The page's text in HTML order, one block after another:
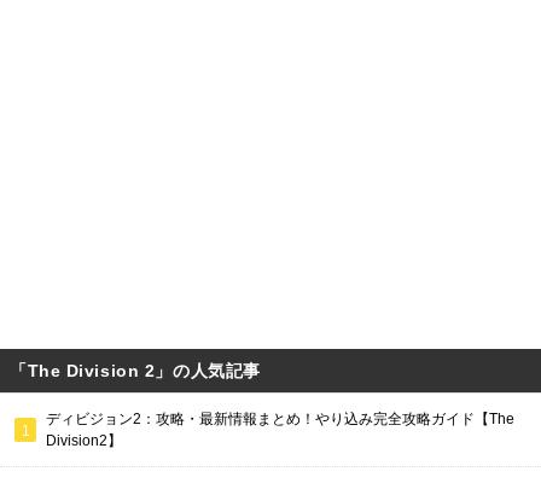
「The Division 2」の人気記事
ディビジョン2：攻略・最新情報まとめ！やり込み完全攻略ガイド【The
Division2】